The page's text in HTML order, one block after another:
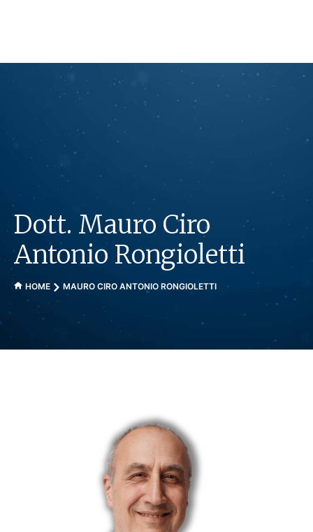
Dott. Mauro Ciro
Antonio Rongioletti
HOME MAURO CIRO ANTONIO RONGIOLETTI